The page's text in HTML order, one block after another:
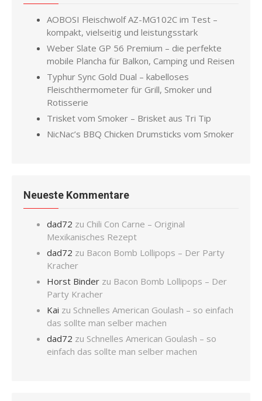
AOBOSI Fleischwolf AZ-MG102C im Test –
kompakt, vielseitig und leistungsstark
Weber Slate GP 56 Premium – die perfekte
mobile Plancha für Balkon, Camping und Reisen
Typhur Sync Gold Dual – kabelloses
Fleischthermometer für Grill, Smoker und
Rotisserie
Trisket vom Smoker – Brisket aus Tri Tip
NicNac’s BBQ Chicken Drumsticks vom Smoker
Neueste Kommentare
dad72 zu Chili Con Carne – Original
Mexikanisches Rezept
dad72 zu Bacon Bomb Lollipops – Der Party
Kracher
Horst Binder zu Bacon Bomb Lollipops – Der
Party Kracher
Kai zu Schnelles American Goulash – so einfach
das sollte man selber machen
dad72 zu Schnelles American Goulash – so
einfach das sollte man selber machen